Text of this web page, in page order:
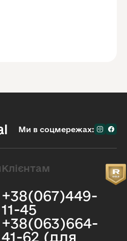
Ми в соцмережах:
Клієнтам
+38(067)449-
11-45
+38(063)664-
41-62 (для